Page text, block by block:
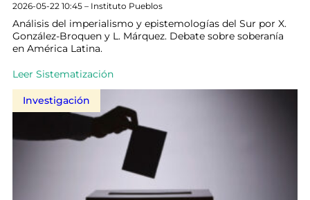
2026-05-22 10:45 – Instituto Pueblos
Análisis del imperialismo y epistemologías del Sur por X.
González-Broquen y L. Márquez. Debate sobre soberanía
en América Latina.
Leer Sistematización
Investigación